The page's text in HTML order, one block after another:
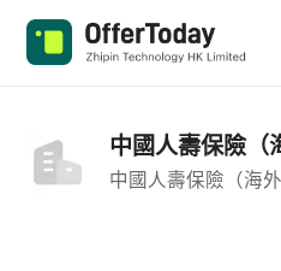
中國人壽保險（
中國人壽保險（海